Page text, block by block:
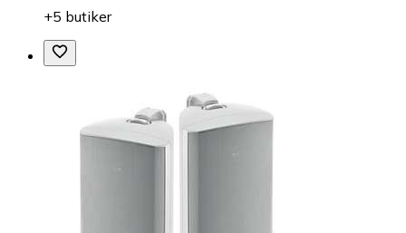
+5 butiker